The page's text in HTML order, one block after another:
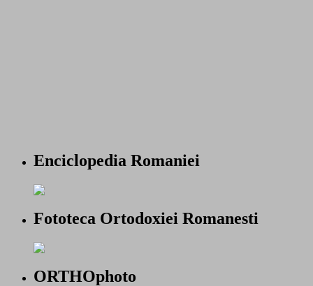
Enciclopedia Romaniei
Fototeca Ortodoxiei Romanesti
ORTHOphoto